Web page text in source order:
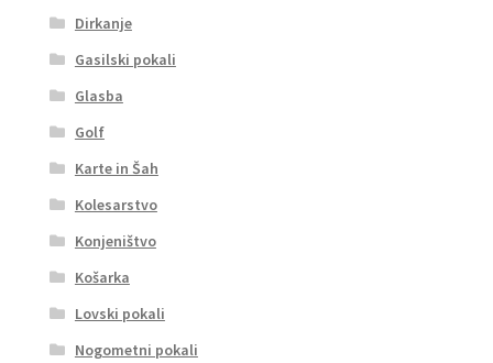
Dirkanje
Gasilski pokali
Glasba
Golf
Karte in Šah
Kolesarstvo
Konjeništvo
Košarka
Lovski pokali
Nogometni pokali